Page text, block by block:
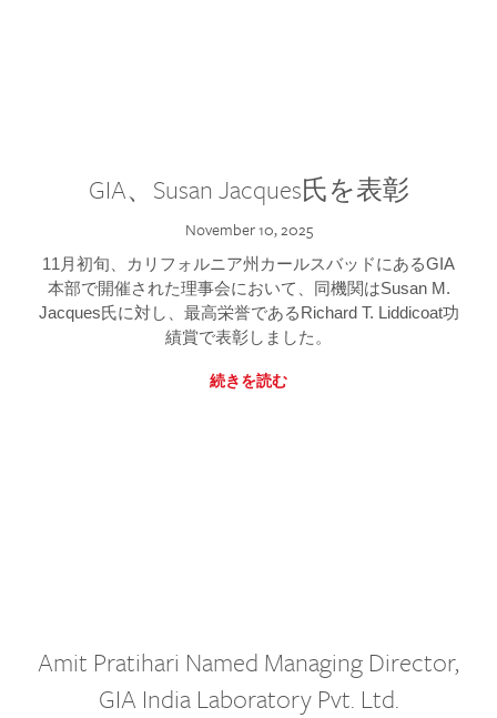
GIA、Susan Jacques氏を表彰
November 10, 2025
11月初旬、カリフォルニア州カールスバッドにあるGIA
本部で開催された理事会において、同機関はSusan M.
Jacques氏に対し、最高栄誉であるRichard T. Liddicoat功
績賞で表彰しました。
続きを読む
Amit Pratihari Named Managing Director,
GIA India Laboratory Pvt. Ltd.